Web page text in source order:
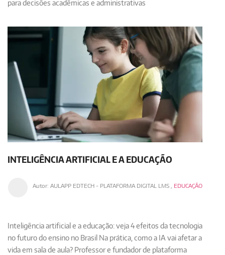
para decisões acadêmicas e administrativas
INTELIGÊNCIA ARTIFICIAL E A EDUCAÇÃO
Autor: AULAPP EDTECH - PLATAFORMA DIGITAL LMS, EDUCAÇÃO
Inteligência artificial e a educação: veja 4 efeitos da tecnologia
no futuro do ensino no Brasil Na prática, como a IA vai afetar a
vida em sala de aula? Professor e fundador de plataforma